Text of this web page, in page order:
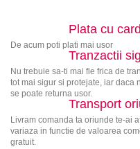
Plata cu
De acum poti plati mai usor
Tranzactii
Nu trebuie sa-ti mai fie frica de
tot mai sigur si protejate, iar daca
se poate returna usor.
Transport
Livram comanda ta oriunde te-ai
variaza in functie de valoarea
gratuit.